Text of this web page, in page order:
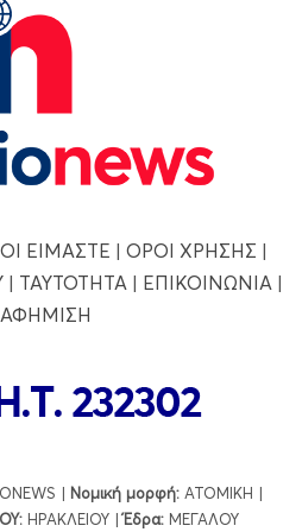
ΕΙΜΑΣΤΕ | ΟΡΟΙ ΧΡΗΣΗΣ |
| ΤΑΥΤΟΤΗΤΑ| ΕΠΙΚΟΙΝΩΝΙΑ|
| Νομική μορφή: ΑΤΟΜΙΚΗ |
ΗΡΑΚΛΕΙΟΥ |Έδρα: ΜΕΓΑΛΟΥ